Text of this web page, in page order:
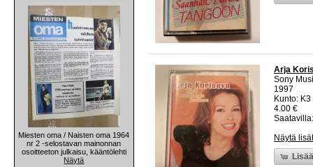
Miesten oma / Naisten oma 1964
nr 2 -selostavan mainonnan
osoitteeton julkaisu, kääntölehti
Näytä
Arja
Sony
1997
Kunto:
4.00 €
Näytä